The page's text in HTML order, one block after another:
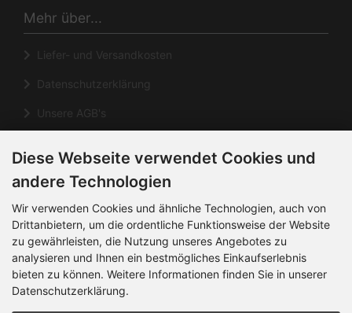
Mehr über...
Liefer- und Versandkosten
Datenschutzerklärung
Unsere AGB's
Informationen
Kontakt
Sitemap
Über uns
Diese Webseite verwendet Cookies und
andere Technologien
Wir verwenden Cookies und ähnliche Technologien, auch von
Drittanbietern, um die ordentliche Funktionsweise der Website
zu gewährleisten, die Nutzung unseres Angebotes zu
analysieren und Ihnen ein bestmögliches Einkaufserlebnis
bieten zu können. Weitere Informationen finden Sie in unserer
Datenschutzerklärung.